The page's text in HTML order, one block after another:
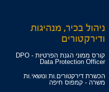
ניהול בכיר, מנהיגות
ודירקטורים
קורס ממוני הגנת הפרטיות - DPO
Data Protection Officer
הכשרת דירקטורים.ות ונושאי.ות
משרה - קמפוס חיפה